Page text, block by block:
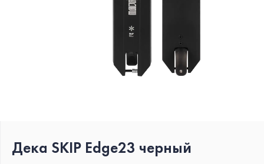
Дека SKIP Edge23 черный